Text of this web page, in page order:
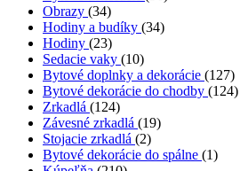
Obrazy (34)
Hodiny a budíky (34)
Hodiny (23)
Sedacie vaky (10)
Bytové doplnky a dekorácie (127)
Bytové dekorácie do chodby (124)
Zrkadlá (124)
Závesné zrkadlá (19)
Stojacie zrkadlá (2)
Bytové dekorácie do spálne (1)